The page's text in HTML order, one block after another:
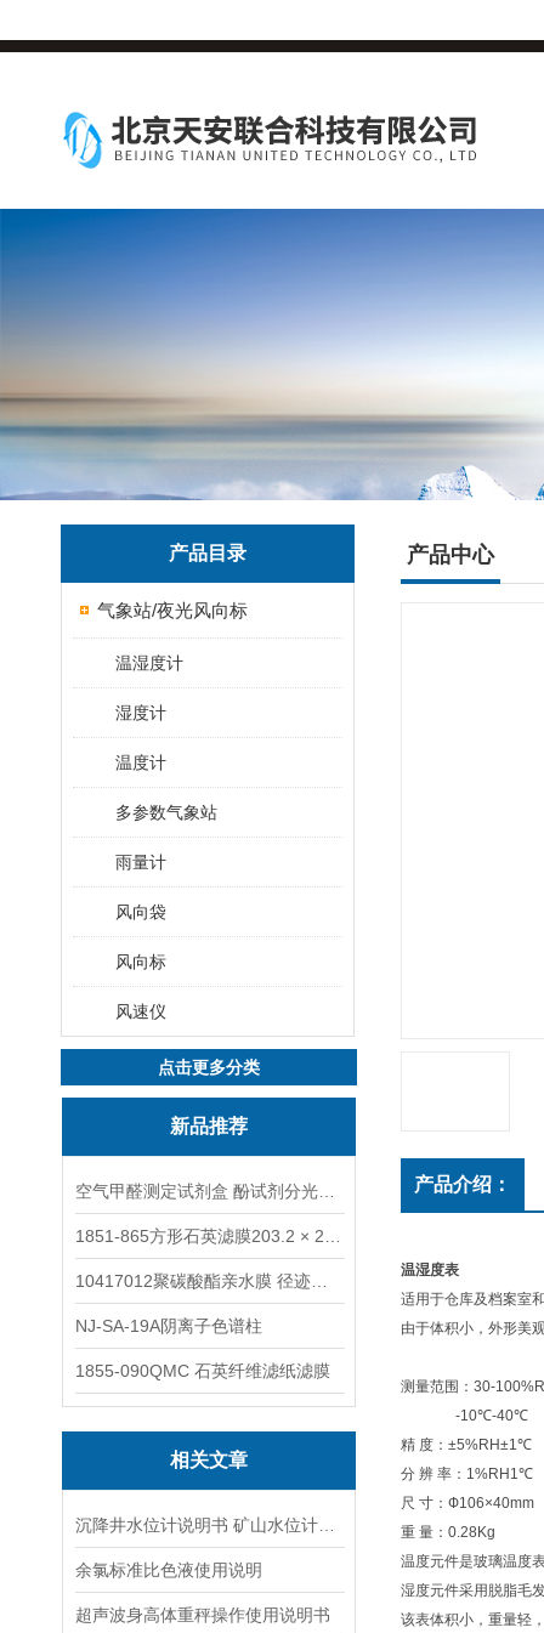
产品目录
气象站/夜光风向标
温湿度计
湿度计
温度计
多参数气象站
雨量计
风向袋
风向标
风速仪
点击更多分类
新品推荐
NJ-SA-19A阴离子色谱柱
1855-090QMC 石英纤维滤纸滤膜
相关文章
余氯标准比色液使用说明
超声波身高体重秤操作使用说明书
产品中心
产品介绍：
温湿度表
适用于仓库及档案室
由于体积小，外形美
测量范围：30-
-10℃-40℃
精 度：±5%RH±1℃
分 辨 率：1%RH1℃
尺 寸：Ф106×40mm
重 量：0.28Kg
温度元件是玻璃温度
湿度元件采用脱脂毛
该表体积小，重量轻